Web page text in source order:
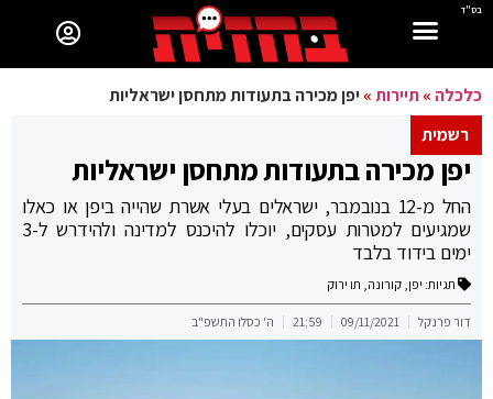
בס"ד
כלכלה »תיירות»יפן מכירה בתעודות מתחסן ישראליות
רשמית
יפן מכירה בתעודות מתחסן ישראליות
החל מ-12 בנובמבר, ישראלים בעלי אשרת שהייה ביפן או כאלו
שמגיעים למטרות עסקים, יוכלו להיכנס למדינה ולהידרש ל-3
ימים בידוד בלבד
תגיות: יפן, קורונה, תו ירוק
דור פרנקל 09/11/2021
21:59 ה' כסלו התשפ"ב